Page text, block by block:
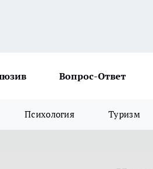
Вопрос-Ответ
Психология Туризм